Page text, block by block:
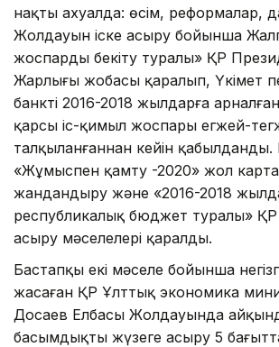
нақты ахуалда: өсім, реформалар,
Жолдауын іске асыру бойынша
жоспарды бекіту туралы» ҚР
Жарлығы жобасы қаралып, Үкімет
банктің 2016-2018 жылдарға
қарсы іс-қимыл жоспары егжей-
талқыланғаннан кейін
«Жұмыспен қамту -2020» жол
жандандыру және «2016-2018
республикалық бюджет туралы» ҚР
асыру мәселелері қаралды.
Бастапқы екі мәселе бойынша
жасаған ҚР Ұлттық экономика
Досаев Елбасы Жолдауында
басымдықты жүзеге асыру 5 бағытта